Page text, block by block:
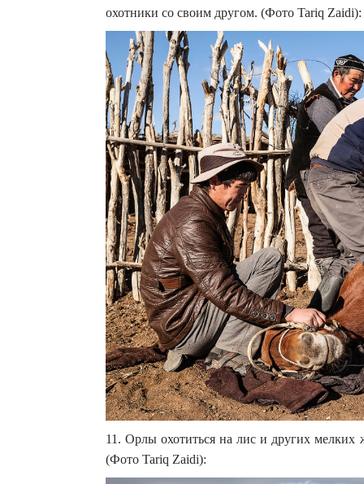
охотники со своим другом. (Фото Tariq Zaidi):
11. Орлы охотиться на лис и других
(Фото Tariq Zaidi):